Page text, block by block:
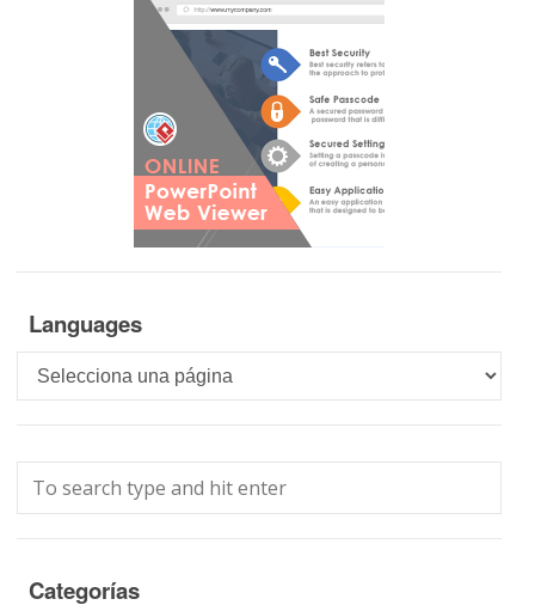
Languages
Languages
Categorías